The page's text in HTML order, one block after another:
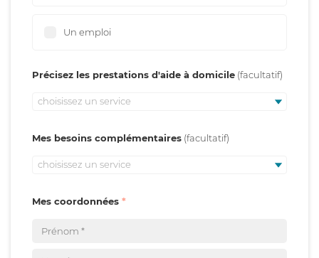
Un emploi
Précisez les prestations d'aide à domicile
choisissez un service
Mes besoins complémentaires
choisissez un service
Mes coordonnées